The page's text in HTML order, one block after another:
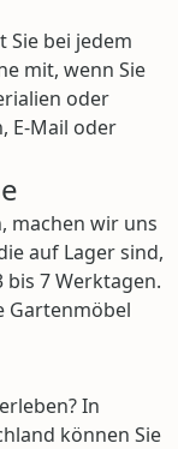
Sie bei jedem
mit, wenn Sie
oder
E-Mail oder
machen wir uns
auf Lager sind,
7 Werktagen.
Gartenmöbel
In
können Sie